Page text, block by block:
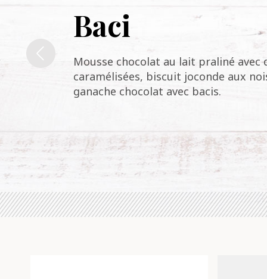
Baci
Mousse chocolat au lait praliné avec
caramélisées, biscuit joconde aux
ganache chocolat avec bacis.